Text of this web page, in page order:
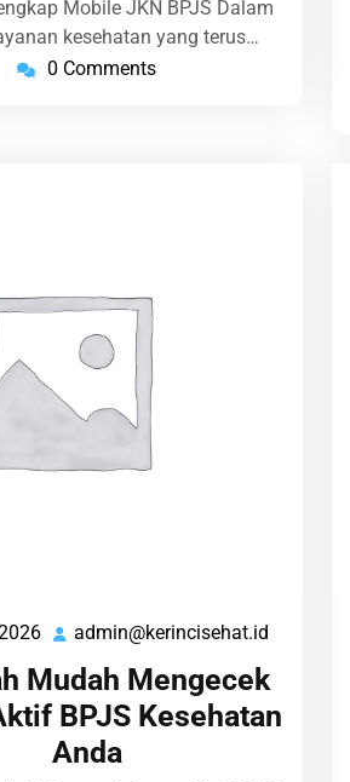
Mobile JKN BPJS Dalam
kesehatan yang terus…
0 Comments
May
27,
2026
admin@kerincisehat.id
Mudah Mengecek
BPJS Kesehatan
Anda